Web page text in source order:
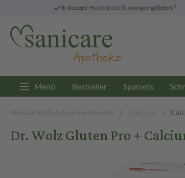
E-Rezept: Heute bestellt, morgen geliefert3
Menü Bestseller Sparsets
Mineralstoffe & Spurenelemente Calcium
Dr. Wolz Gluten Pro +